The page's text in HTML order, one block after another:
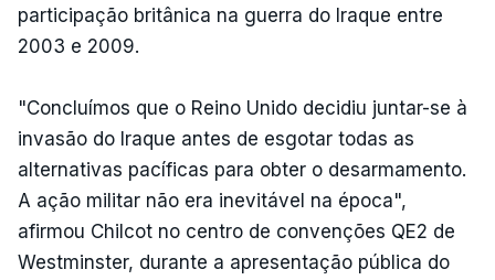
participação britânica na guerra do Iraque entre
2003 e 2009.
"Concluímos que o Reino Unido decidiu juntar-se à
invasão do Iraque antes de esgotar todas as
alternativas pacíficas para obter o desarmamento.
A ação militar não era inevitável na época",
afirmou Chilcot no centro de convenções QE2 de
Westminster, durante a apresentação pública do